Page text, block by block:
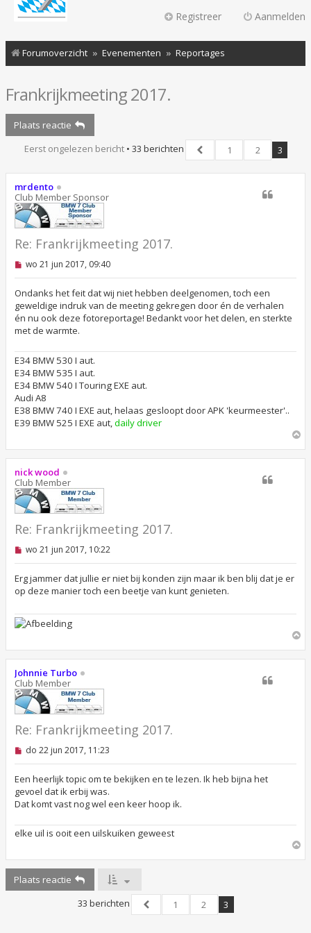
Aanmelden
Registreer
Forumoverzicht Evenementen Reportages
Frankrijkmeeting 2017.
Plaats reactie
Eerst ongelezen bericht• 33 berichten
Vorige
1 2 3
mrdento
Club Member Sponsor
Re: Frankrijkmeeting 2017.
O
e
l
e
z
e
b
e
r
i
c
h
t
wo 21 jun 2017, 09:40
Ondanks het feit dat wij niet hebben deelgenomen, toch een
geweldige indruk van de meeting gekregen door én de verhalen
én nu ook deze fotoreportage! Bedankt voor het delen, en sterkte
met de warmte.
E34 BMW 530 I aut.
E34 BMW 535 I aut.
E34 BMW 540 I Touring EXE aut.
Audi A8
E38 BMW 740 I EXE aut, helaas gesloopt door APK 'keurmeester'..
E39 BMW 525 I EXE aut,daily driver
h
nick wood
Club Member
Re: Frankrijkmeeting 2017.
O
e
l
e
e
n
c
h
t
wo 21 jun 2017, 10:22
Erg jammer dat jullie er niet bij konden zijn maar ik ben blij dat je er
op deze manier toch een beetje van kunt genieten.
h
Johnnie Turbo
Club Member
Re: Frankrijkmeeting 2017.
O
e
l
e
z
n
b
i
c
h
do 22 jun 2017, 11:23
Een heerlijk topic om te bekijken en te lezen. Ik heb bijna het
gevoel dat ik erbij was.
Dat komt vast nog wel een keer hoop ik.
elke uil is ooit een uilskuiken geweest
Plaats reactie
33 berichten
Vorige
1 2 3